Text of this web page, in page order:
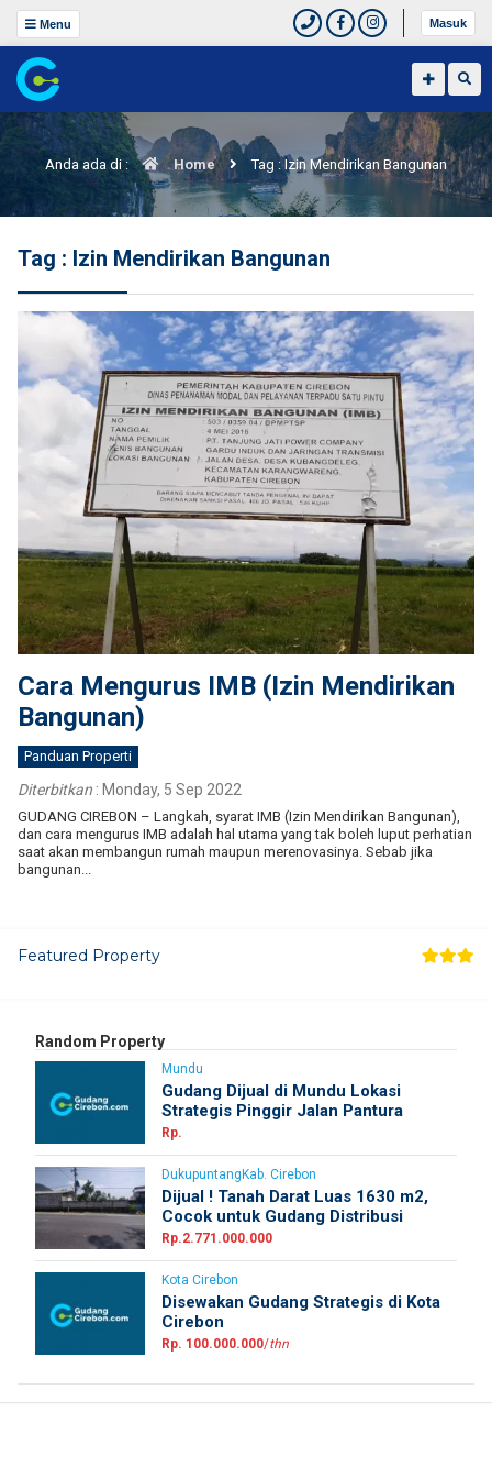
Menu Masuk
Anda ada di : Home Tag : Izin Mendirikan Bangunan
Tag : Izin Mendirikan Bangunan
Cara Mengurus IMB (Izin Mendirikan
Bangunan)
Panduan Properti
Diterbitkan : Monday, 5 Sep 2022
GUDANG CIREBON – Langkah, syarat IMB (Izin Mendirikan Bangunan),
dan cara mengurus IMB adalah hal utama yang tak boleh luput perhatian
saat akan membangun rumah maupun merenovasinya. Sebab jika
bangunan...
Featured Property
Random Property
Mundu
Gudang Dijual di Mundu Lokasi
Strategis Pinggir Jalan Pantura
Rp.
DukupuntangKab. Cirebon
Dijual ! Tanah Darat Luas 1630 m2,
Cocok untuk Gudang Distribusi
Rp.2.771.000.000
Kota Cirebon
Disewakan Gudang Strategis di Kota
Cirebon
Rp. 100.000.000/thn